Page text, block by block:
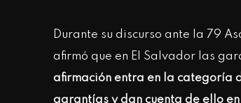
Durante su discurso ante la 79
afirmó que en El Salvador las
afirmación entra en la categoría
garantías y dan cuenta de ello